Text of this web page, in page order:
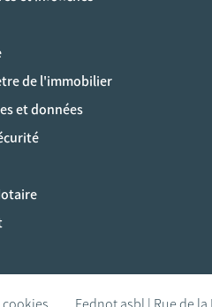
de l'immobilier
et données